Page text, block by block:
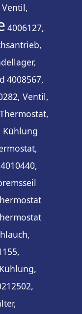
Ventil,
4006127,
4008567,
Ventil,
Kühlung
4010440,